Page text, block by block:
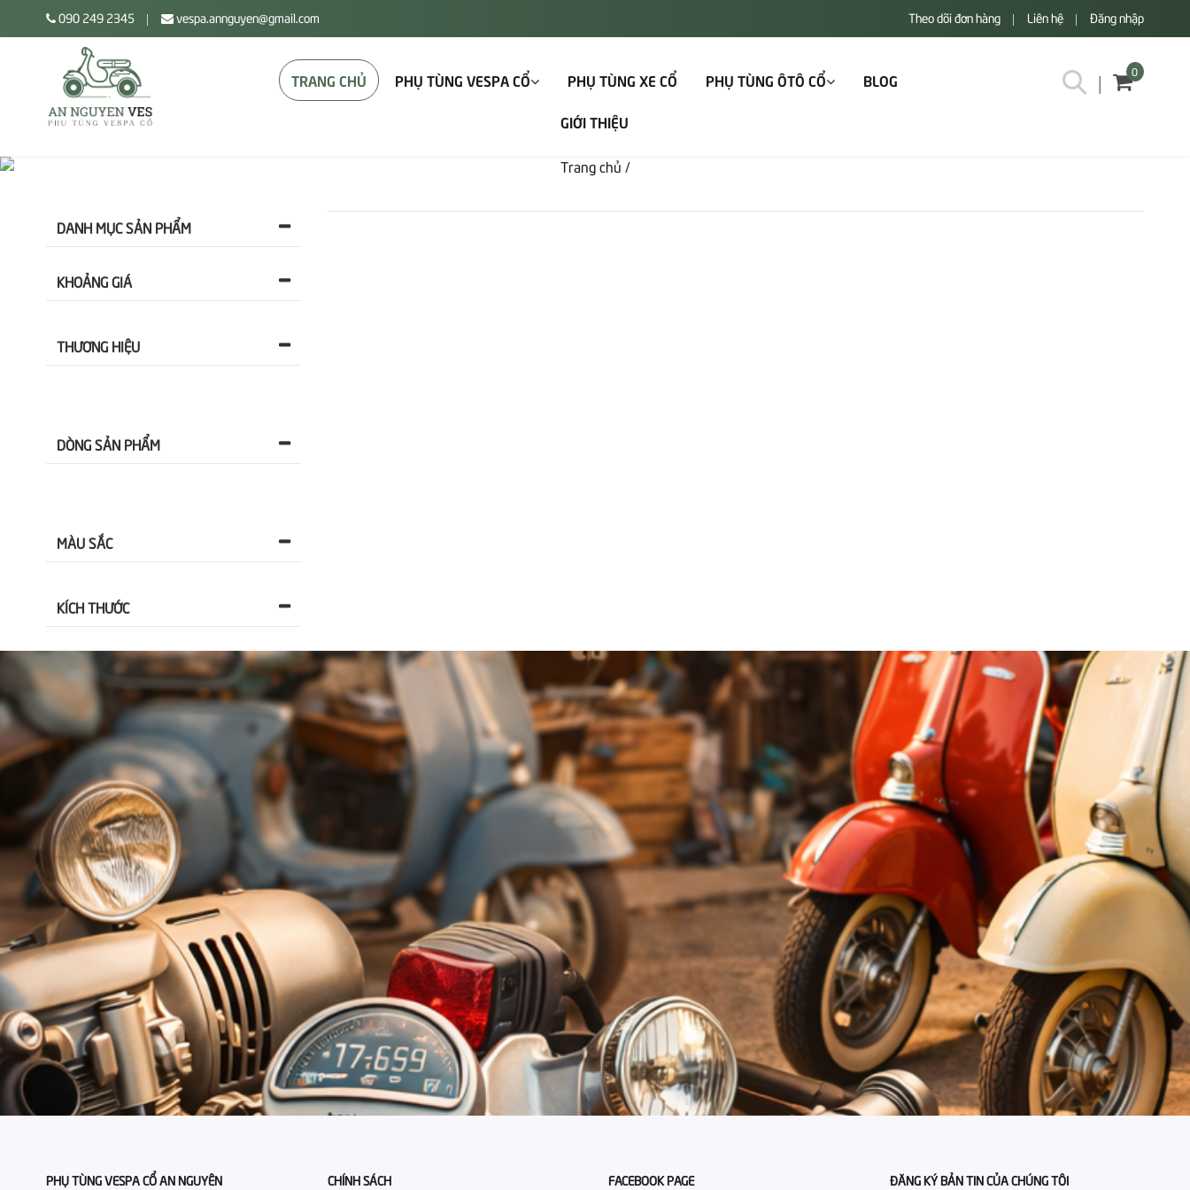
090 249 2345 vespa.annguyen@gmail.com Theo dõi đơn hàng Liên hệ Đăng nhập
TRANG CHỦ PHỤ TÙNG VESPA CỔ PHỤ TÙNG XE CỔ PHỤ TÙNG ÔTÔ CỔ BLOG
GIỚI THIỆU
|
0
Trang chủ /
DANH MỤC SẢN PHẨM
KHOẢNG GIÁ
THƯƠNG HIỆU
DÒNG SẢN PHẨM
MÀU SẮC
KÍCH THƯỚC
PHỤ TÙNG VESPA CỔ AN NGUYÊN CHÍNH SÁCH FACEBOOK PAGE ĐĂNG KÝ BẢN TIN CỦA CHÚNG TÔI